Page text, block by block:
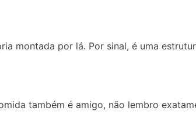
montada por lá. Por sinal, é uma
também é amigo, não lembro